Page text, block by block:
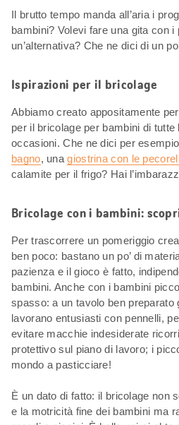
Il brutto tempo manda all’aria i
bambini? Volevi fare una gita con
un’alternativa? Che ne dici di un
Ispirazioni per il bricolage
Abbiamo creato appositamente
per il bricolage per bambini di tutte
occasioni. Che ne dici per
bagno, unagiostrina con le
calamite per il frigo? Hai
Bricolage con i bambini:
Per trascorrere un pomeriggio
ben poco: bastano un po’ di
pazienza e il gioco è fatto,
bambini. Anche con i bambini
spasso: a un tavolo ben preparato
lavorano entusiasti con pennelli,
evitare macchie indesiderate
protettivo sul piano di lavoro; i
mondo a pasticciare!
È un dato di fatto: il bricolage non
e la motricità fine dei bambini ma